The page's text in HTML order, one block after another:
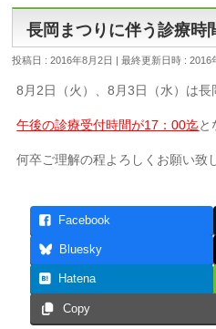
長岡まつりに伴う診療時
投稿日 : 2016年8月2日 最終更新日時 : 2016
8月2日（火）、8月3日（水）は長
午後の診療受付時間が17：00迄と
何卒ご理解の程よろしくお願い致
Facebook
Bluesky
Hatena
Copy